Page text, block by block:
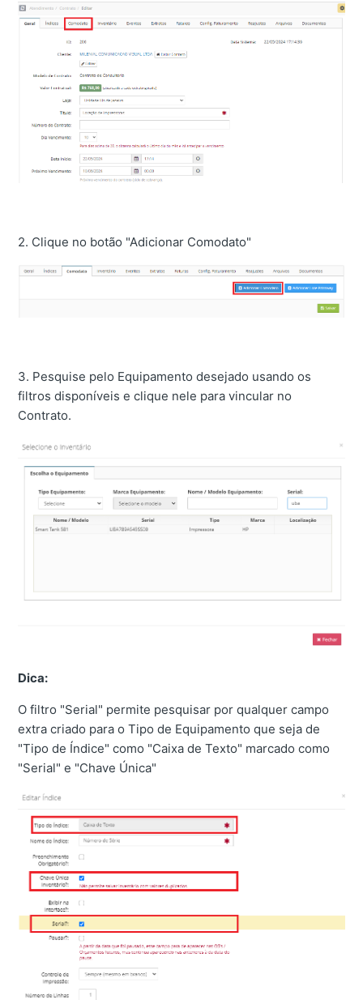
2. Clique no botão "Adicionar Comodato"
3. Pesquise pelo Equipamento desejado usando os
filtros disponíveis e clique nele para vincular no
Contrato.
Dica:
O filtro "Serial" permite pesquisar por qualquer campo
extra criado para o Tipo de Equipamento que seja de
"Tipo de Índice" como "Caixa de Texto" marcado como
"Serial" e "Chave Única"